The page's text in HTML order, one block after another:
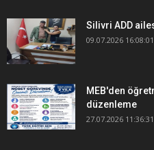
Silivri ADD
09.07.2026 16:08:01
MEB'den
düzenleme
27.07.2026 11:36:31